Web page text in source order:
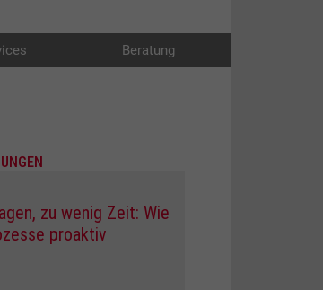
Beratung
zu wenig Zeit: Wie
proaktiv